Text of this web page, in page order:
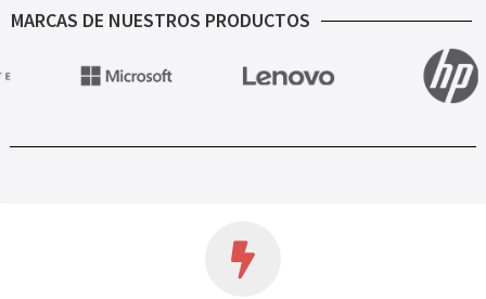
MARCAS DE NUESTROS PRODUCTOS